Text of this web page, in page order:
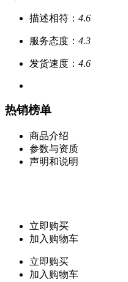
描述相符： 4.6
服务态度： 4.3
发货速度： 4.6
热销榜单
商品介绍
参数与资质
声明和说明
立即购买
加入购物车
立即购买
加入购物车